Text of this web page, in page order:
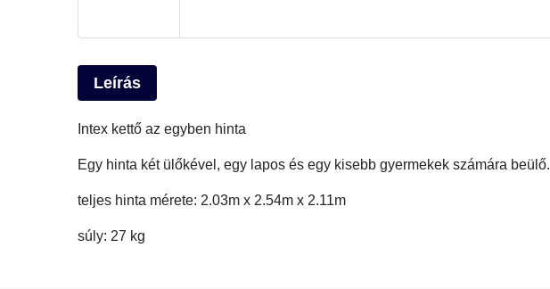
Leírás
Intex kettő az egyben hinta
Egy hinta két ülőkével, egy lapos és egy kisebb gyermekek számára beülő.
teljes hinta mérete: 2.03m x 2.54m x 2.11m
súly: 27 kg